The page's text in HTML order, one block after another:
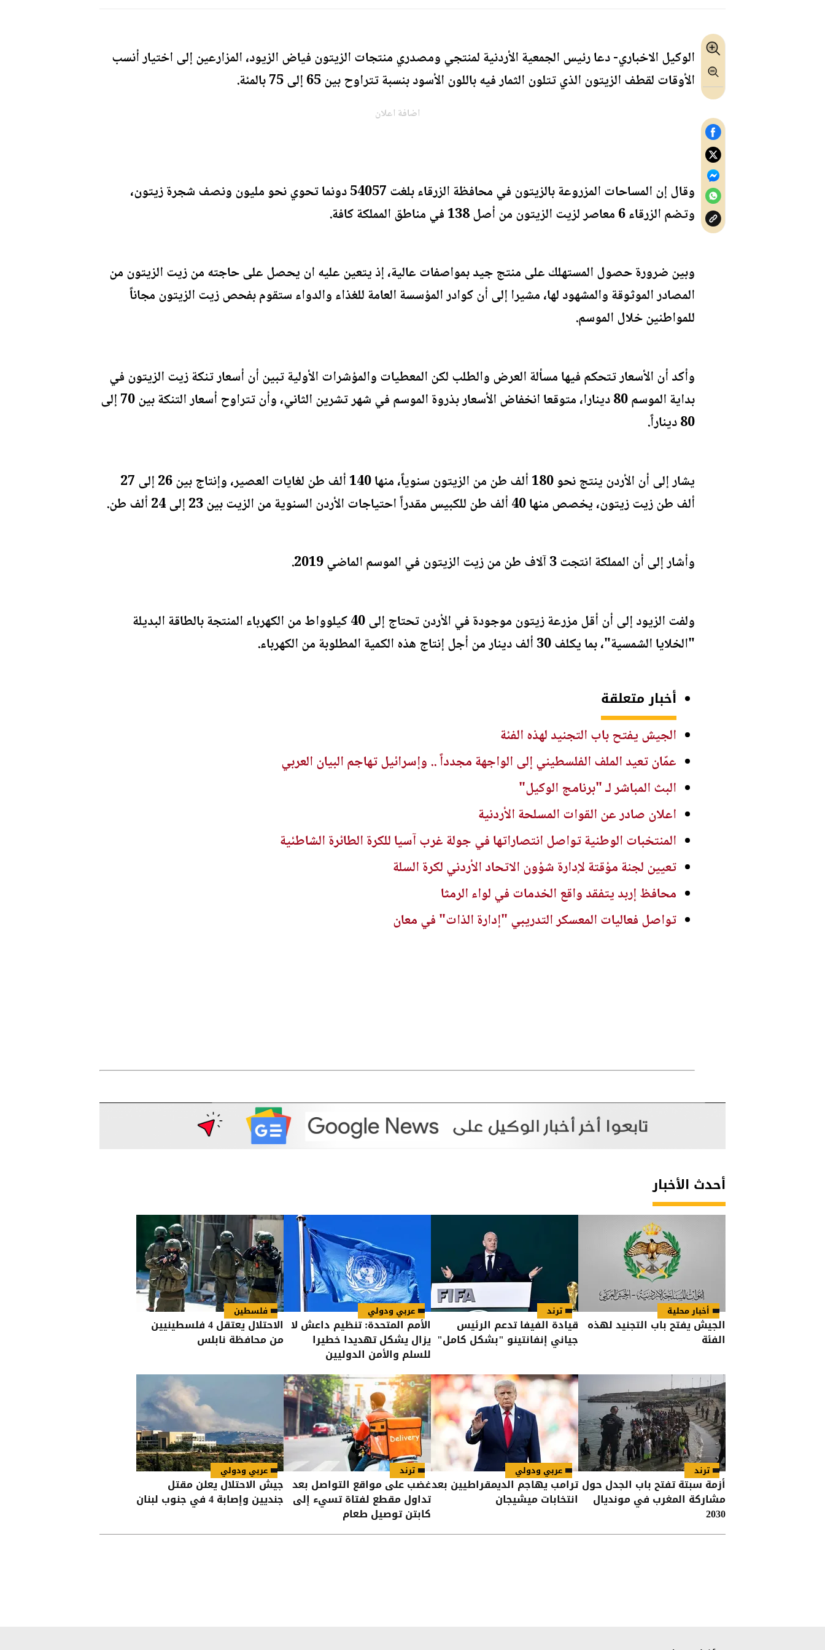
الوكيل الاخباري- دعا رئيس الجمعية الأردنية لمنتجي ومصدري منتجات الزيتون فياض الزيود، المزارعين إلى اختيار أنسب
الأوقات لقطف الزيتون الذي تتلون الثمار فيه باللون الأسود بنسبة تتراوح بين 65 إلى 75 بالمئة.
اضافة اعلان
وقال إن المساحات المزروعة بالزيتون في محافظة الزرقاء بلغت 54057 دونما تحوي نحو مليون ونصف شجرة زيتون،
وتضم الزرقاء 6 معاصر لزيت الزيتون من أصل 138 في مناطق المملكة كافة.
وبين ضرورة حصول المستهلك على منتج جيد بمواصفات عالية، إذ يتعين عليه ان يحصل على حاجته من زيت الزيتون من
المصادر الموثوقة والمشهود لها، مشيرا إلى أن كوادر المؤسسة العامة للغذاء والدواء ستقوم بفحص زيت الزيتون مجاناً
للمواطنين خلال الموسم.
وأكد أن الأسعار تتحكم فيها مسألة العرض والطلب لكن المعطيات والمؤشرات الأولية تبين أن أسعار تنكة زيت الزيتون في
بداية الموسم 80 دينارا، متوقعا انخفاض الأسعار بذروة الموسم في شهر تشرين الثاني، وأن تتراوح أسعار التنكة بين 70 إلى
80 ديناراً.
يشار إلى أن الأردن ينتج نحو 180 ألف طن من الزيتون سنوياً، منها 140 ألف طن لغايات العصير، وإنتاج بين 26 إلى 27
ألف طن زيت زيتون، يخصص منها 40 ألف طن للكبيس مقدراً احتياجات الأردن السنوية من الزيت بين 23 إلى 24 ألف طن.
وأشار إلى أن المملكة انتجت 3 آلاف طن من زيت الزيتون في الموسم الماضي 2019.
ولفت الزيود إلى أن أقل مزرعة زيتون موجودة في الأردن تحتاج إلى 40 كيلوواط من الكهرباء المنتجة بالطاقة البديلة
"الخلايا الشمسية"، بما يكلف 30 ألف دينار من أجل إنتاج هذه الكمية المطلوبة من الكهرباء.
أخبار متعلقة
الجيش يفتح باب التجنيد لهذه الفئة
عمّان تعيد الملف الفلسطيني إلى الواجهة مجدداً .. وإسرائيل تهاجم البيان العربي
البث المباشر لـ "برنامج الوكيل"
اعلان صادر عن القوات المسلحة الأردنية
المنتخبات الوطنية تواصل انتصاراتها في جولة غرب آسيا للكرة الطائرة الشاطئية
تعيين لجنة مؤقتة لإدارة شؤون الاتحاد الأردني لكرة السلة
محافظ إربد يتفقد واقع الخدمات في لواء الرمثا
تواصل فعاليات المعسكر التدريبي "إدارة الذات" في معان
أحدث الأخبار
أخبار محلية
الجيش يفتح باب التجنيد لهذه
الفئة
ترند
قيادة الفيفا تدعم الرئيس
جياني إنفانتينو "بشكل كامل"
عربي ودولي
الأمم المتحدة: تنظيم داعش لا
يزال يشكل تهديدا خطيرا
للسلم والأمن الدوليين
فلسطين
الاحتلال يعتقل 4 فلسطينيين
من محافظة نابلس
ترند
أزمة سبتة تفتح باب الجدل حول
مشاركة المغرب في مونديال
2030
عربي ودولي
ترامب يهاجم الديمقراطيين بعد
انتخابات ميشيجان
ترند
غضب على مواقع التواصل بعد
تداول مقطع لفتاة تسيء إلى
كابتن توصيل طعام
عربي ودولي
جيش الاحتلال يعلن مقتل
جنديين وإصابة 4 في جنوب لبنان